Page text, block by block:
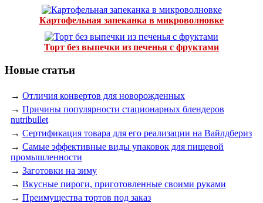
Картофельная запеканка в микроволновке
Торт без выпечки из печенья с фруктами
Новые статьи
→ Отличия конвертов для новорожденных
→ Причины популярности стационарных блендеров
nutribullet
→ Сертификация товара для его реализации на Вайлдбериз
→ Самые эффективные виды упаковок для пищевой
промышленности
→ Заготовки на зиму
→ Вкусные пироги, приготовленные своими руками
→ Преимущества тортов под заказ